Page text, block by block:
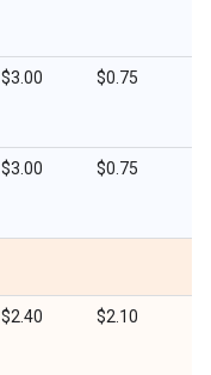
$3.00 $0.75
$3.00 $0.75
$2.40 $2.10